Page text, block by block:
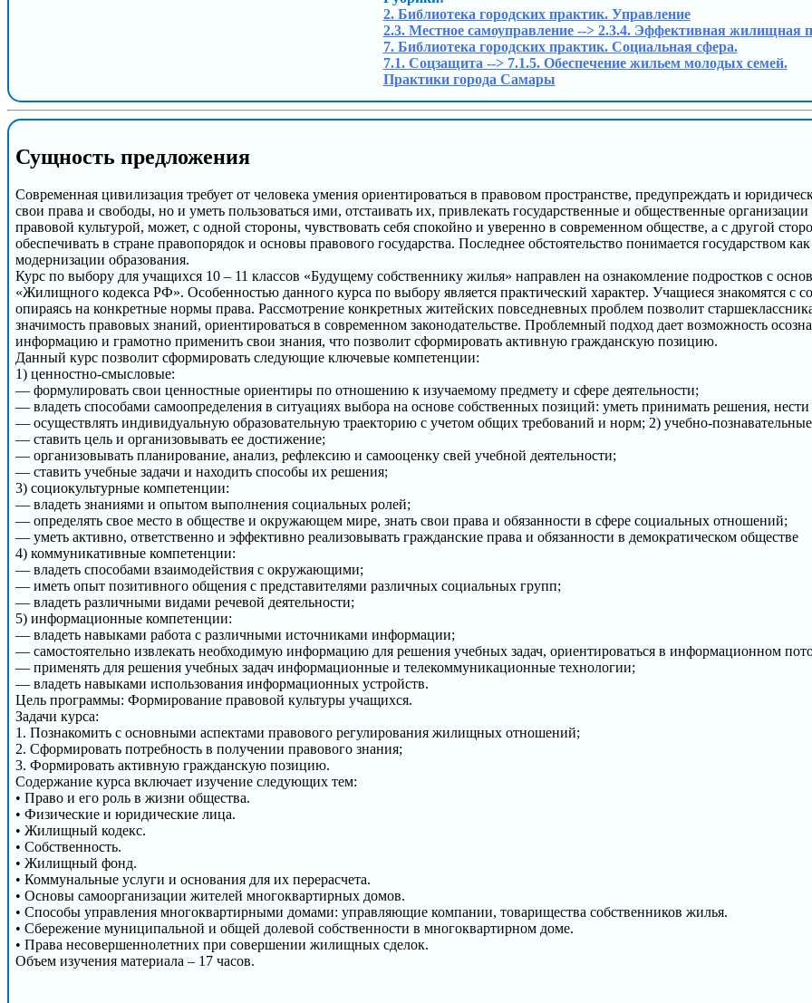
2. Библиотека городских практик. Управление
2.3. Местное самоуправление --> 2.3.4. Эффективная жилищная
7. Библиотека городских практик. Социальная сфера.
7.1. Соцзащита --> 7.1.5. Обеспечение жильем молодых семей.
Практики города Самары
Сущность предложения
Современная цивилизация требует от человека умения ориентироваться в правовом пространстве, предупреждать и
свои права и свободы, но и уметь пользоваться ими, отстаивать их, привлекать государственные и общественные
правовой культурой, может, с одной стороны, чувствовать себя спокойно и уверенно в современном обществе, а с другой
обеспечивать в стране правопорядок и основы правового государства. Последнее обстоятельство понимается государством
модернизации образования.
Курс по выбору для учащихся 10 – 11 классов «Будущему собственнику жилья» направлен на ознакомление подростков с
«Жилищного кодекса РФ». Особенностью данного курса по выбору является практический характер. Учащиеся знакомятся
опираясь на конкретные нормы права. Рассмотрение конкретных житейских повседневных проблем позволит
значимость правовых знаний, ориентироваться в современном законодательстве. Проблемный подход дает возможность
информацию и грамотно применить свои знания, что позволит сформировать активную гражданскую позицию.
Данный курс позволит сформировать следующие ключевые компетенции:
1) ценностно-смысловые:
— формулировать свои ценностные ориентиры по отношению к изучаемому предмету и сфере деятельности;
— владеть способами самоопределения в ситуациях выбора на основе собственных позиций: уметь принимать решения, нести
— осуществлять индивидуальную образовательную траекторию с учетом общих требований и норм; 2) учебно-
— ставить цель и организовывать ее достижение;
— организовывать планирование, анализ, рефлексию и самооценку свей учебной деятельности;
— ставить учебные задачи и находить способы их решения;
3) социокультурные компетенции:
— владеть знаниями и опытом выполнения социальных ролей;
— определять свое место в обществе и окружающем мире, знать свои права и обязанности в сфере социальных отношений;
— уметь активно, ответственно и эффективно реализовывать гражданские права и обязанности в демократическом обществе
4) коммуникативные компетенции:
— владеть способами взаимодействия с окружающими;
— иметь опыт позитивного общения с представителями различных социальных групп;
— владеть различными видами речевой деятельности;
5) информационные компетенции:
— владеть навыками работа с различными источниками информации;
— самостоятельно извлекать необходимую информацию для решения учебных задач, ориентироваться в информационном
— применять для решения учебных задач информационные и телекоммуникационные технологии;
— владеть навыками использования информационных устройств.
Цель программы: Формирование правовой культуры учащихся.
Задачи курса:
1. Познакомить с основными аспектами правового регулирования жилищных отношений;
2. Сформировать потребность в получении правового знания;
3. Формировать активную гражданскую позицию.
Содержание курса включает изучение следующих тем:
• Право и его роль в жизни общества.
• Физические и юридические лица.
• Жилищный кодекс.
• Собственность.
• Жилищный фонд.
• Коммунальные услуги и основания для их перерасчета.
• Основы самоорганизации жителей многоквартирных домов.
• Способы управления многоквартирными домами: управляющие компании, товарищества собственников жилья.
• Сбережение муниципальной и общей долевой собственности в многоквартирном доме.
• Права несовершеннолетних при совершении жилищных сделок.
Объем изучения материала – 17 часов.